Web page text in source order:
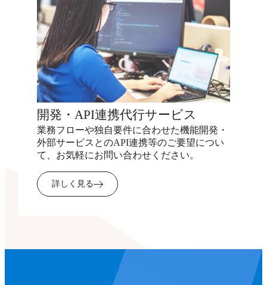
開発・API連携代行サービス
業務フローや独自要件に合わせた機能開発・
外部サービスとのAPI連携等のご要望につい
て、お気軽にお問い合わせください。
詳しく見る